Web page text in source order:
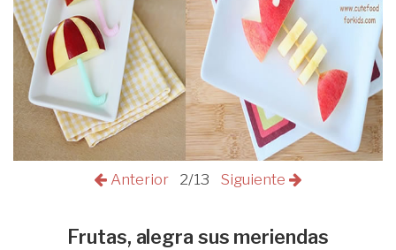
Anterior 2/13 Siguiente
Frutas, alegra sus meriendas